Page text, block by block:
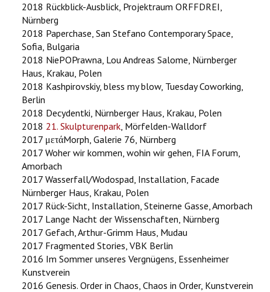
2018 Rückblick-Ausblick, Projektraum ORFFDREI,
Nürnberg
2018 Paperchase, San Stefano Contemporary Space,
Sofia, Bulgaria
2018 NiePOPrawna, Lou Andreas Salome, Nürnberger
Haus, Krakau, Polen
2018 Kashpirovskiy, bless my blow, Tuesday Coworking,
Berlin
2018 Decydentki, Nürnberger Haus, Krakau, Polen
2018 21. Skulpturenpark, Mörfelden-Walldorf
2017 μετάMorph, Galerie 76, Nürnberg
2017 Woher wir kommen, wohin wir gehen, FIA Forum,
Amorbach
2017 Wasserfall/Wodospad, Installation, Facade
Nürnberger Haus, Krakau, Polen
2017 Rück-Sicht, Installation, Steinerne Gasse, Amorbach
2017 Lange Nacht der Wissenschaften, Nürnberg
2017 Gefach, Arthur-Grimm Haus, Mudau
2017 Fragmented Stories, VBK Berlin
2016 Im Sommer unseres Vergnügens, Essenheimer
Kunstverein
2016 Genesis. Order in Chaos, Chaos in Order, Kunstverein